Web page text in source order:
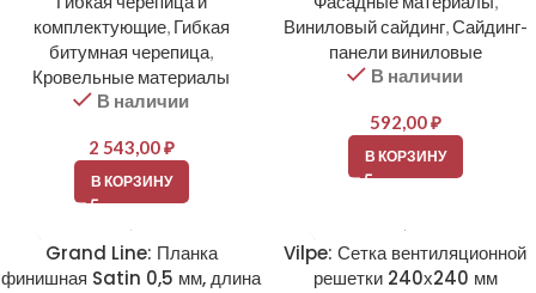
комплектующие, Гибкая
битумная черепица,
Кровельные материалы
В наличии
2 543,00₽
В КОРЗИНУ
Виниловый сайдинг,Сайдинг-
панели виниловые
В наличии
592,00₽
В КОРЗИНУ
Grand Line: Планка
финишная Satin 0,5 мм, длина
Vilpe: Сетка вентиляционной
решетки 240х240 мм